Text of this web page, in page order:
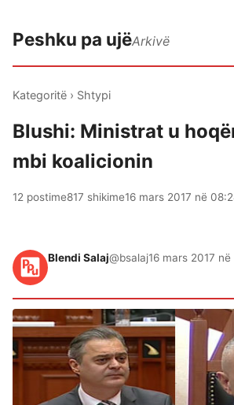
Peshku pa ujëArkivë
Kategoritë › Shtypi
Blushi: Ministrat u
mbi koalicionin
12 postime817 shikime16 mars 2017 në
Blendi Salaj@bsalaj16 mars 2017